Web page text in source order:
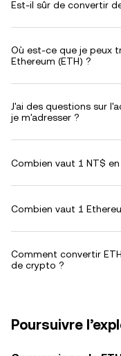
Est-il sûr de convertir
Où est-ce que je peux
Ethereum (ETH) ?
J'ai des questions sur
je m'adresser ?
Combien vaut 1 NT$
Combien vaut 1
Comment convertir
de crypto ?
Poursuivre